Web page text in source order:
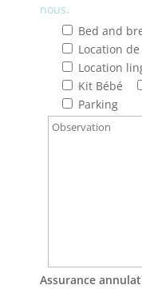
nous.
Bed and
Location
Location
Kit Bébé
Parking
Assurance